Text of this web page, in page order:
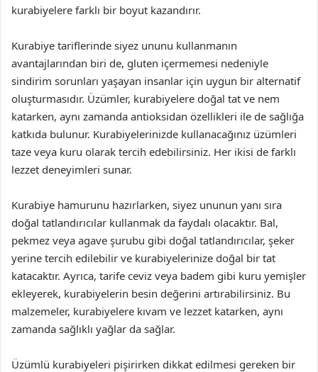
kurabiyelere farklı bir boyut kazandırır.
Kurabiye tariflerinde siyez ununu kullanmanın
avantajlarından biri de, gluten içermemesi nedeniyle
sindirim sorunları yaşayan insanlar için uygun bir alternatif
oluşturmasıdır. Üzümler, kurabiyelere doğal tat ve nem
katarken, aynı zamanda antioksidan özellikleri ile de sağlığa
katkıda bulunur. Kurabiyelerinizde kullanacağınız üzümleri
taze veya kuru olarak tercih edebilirsiniz. Her ikisi de farklı
lezzet deneyimleri sunar.
Kurabiye hamurunu hazırlarken, siyez ununun yanı sıra
doğal tatlandırıcılar kullanmak da faydalı olacaktır. Bal,
pekmez veya agave şurubu gibi doğal tatlandırıcılar, şeker
yerine tercih edilebilir ve kurabiyelerinize doğal bir tat
katacaktır. Ayrıca, tarife ceviz veya badem gibi kuru yemişler
ekleyerek, kurabiyelerin besin değerini artırabilirsiniz. Bu
malzemeler, kurabiyelere kıvam ve lezzet katarken, aynı
zamanda sağlıklı yağlar da sağlar.
Üzümlü kurabiyeleri pişirirken dikkat edilmesi gereken bir